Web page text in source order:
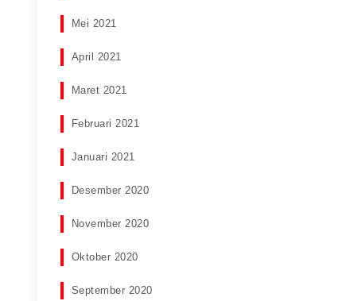
Mei 2021
April 2021
Maret 2021
Februari 2021
Januari 2021
Desember 2020
November 2020
Oktober 2020
September 2020